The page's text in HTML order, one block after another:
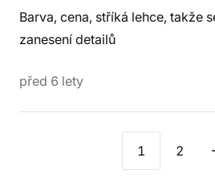
Barva, cena, stříká lehce, takže
zanesení detailů
před 6 lety
1 2